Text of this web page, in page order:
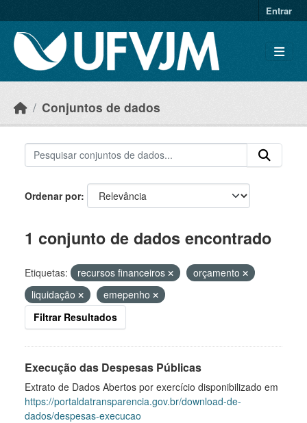
Entrar
Conjuntos de dados
Ordenar por
1 conjunto de dados encontrado
Etiquetas: recursos financeiros
orçamento
liquidação
emepenho
Filtrar Resultados
Execução das Despesas Públicas
Extrato de Dados Abertos por exercício disponibilizado em
https://portaldatransparencia.gov.br/download-de-
dados/despesas-execucao